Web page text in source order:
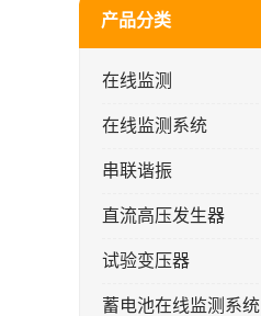
产品分类
在线监测
在线监测系统
串联谐振
直流高压发生器
试验变压器
蓄电池在线监测系统